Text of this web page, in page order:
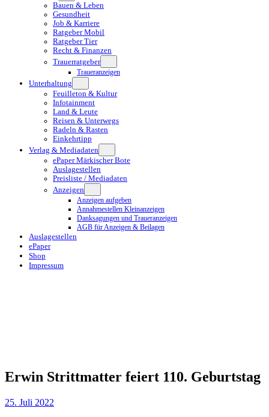
Bauen & Leben
Gesundheit
Job & Karriere
Ratgeber Mobil
Ratgeber Tier
Recht & Finanzen
Trauerratgeber
Traueranzeigen
Unterhaltung
Feuilleton & Kultur
Infotainment
Land & Leute
Reisen & Unterwegs
Radeln & Rasten
Einkehrtipp
Verlag & Mediadaten
ePaper Märkischer Bote
Auslagestellen
Preisliste / Mediadaten
Anzeigen
Anzeigen aufgeben
Annahmestellen Kleinanzeigen
Danksagungen und Traueranzeigen
AGB für Anzeigen & Beilagen
Auslagestellen
ePaper
Shop
Impressum
Erwin Strittmatter feiert 110. Geburtstag
25. Juli 2022